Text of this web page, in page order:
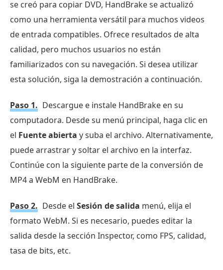
se creó para copiar DVD, HandBrake se actualizó
como una herramienta versátil para muchos videos
de entrada compatibles. Ofrece resultados de alta
calidad, pero muchos usuarios no están
familiarizados con su navegación. Si desea utilizar
esta solución, siga la demostración a continuación.
Paso 1. Descargue e instale HandBrake en su
computadora. Desde su menú principal, haga clic en
el Fuente abierta y suba el archivo. Alternativamente,
puede arrastrar y soltar el archivo en la interfaz.
Continúe con la siguiente parte de la conversión de
MP4 a WebM en HandBrake.
Paso 2. Desde el Sesión de salida menú, elija el
formato WebM. Si es necesario, puedes editar la
salida desde la sección Inspector, como FPS, calidad,
tasa de bits, etc.